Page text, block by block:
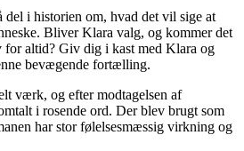
i historien om, hvad det vil sige at
Bliver Klara valg, og kommer det
for altid? Giv dig i kast med Klara og
bevægende fortælling.
værk, og efter modtagelsen af
i rosende ord. Der blev brugt som
har stor følelsesmæssig virkning og